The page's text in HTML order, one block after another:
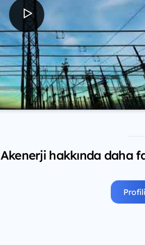
Akenerji hakkında daha